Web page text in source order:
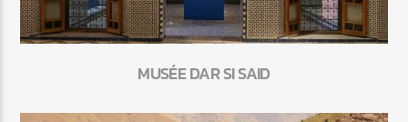
MUSÉE DAR SI SAID